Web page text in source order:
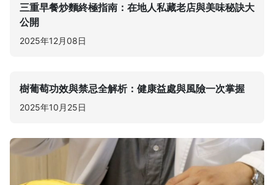
三重早餐炒麵終極指南：在地人私藏老店與美味秘訣大
公開
2025年12月08日
樹葡萄功效與禁忌全解析：健康益處與風險一次掌握
2025年10月25日